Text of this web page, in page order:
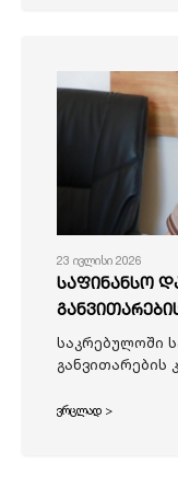
23 ივლისი 2026
საფინანსო
საკრებულოში
განვითარების
ვრცლად >